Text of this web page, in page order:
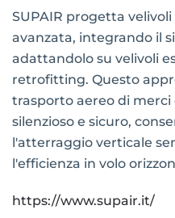
SUPAIR progetta
avanzata, integrando il
adattandolo su velivoli
retrofitting. Questo
trasporto aereo di
silenzioso e sicuro,
l'atterraggio verticale
l'efficienza in volo
https://www.supair.it/